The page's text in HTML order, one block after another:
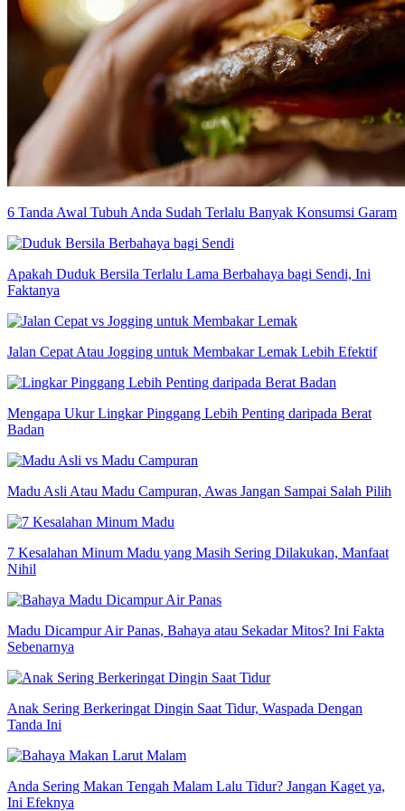
6 Tanda Awal Tubuh Anda Sudah Terlalu Banyak Konsumsi Garam
Apakah Duduk Bersila Terlalu Lama Berbahaya bagi Sendi, Ini
Faktanya
Jalan Cepat Atau Jogging untuk Membakar Lemak Lebih Efektif
Mengapa Ukur Lingkar Pinggang Lebih Penting daripada Berat
Badan
Madu Asli Atau Madu Campuran, Awas Jangan Sampai Salah Pilih
7 Kesalahan Minum Madu yang Masih Sering Dilakukan, Manfaat
Nihil
Madu Dicampur Air Panas, Bahaya atau Sekadar Mitos? Ini Fakta
Sebenarnya
Anak Sering Berkeringat Dingin Saat Tidur, Waspada Dengan
Tanda Ini
Anda Sering Makan Tengah Malam Lalu Tidur? Jangan Kaget ya,
Ini Efeknya